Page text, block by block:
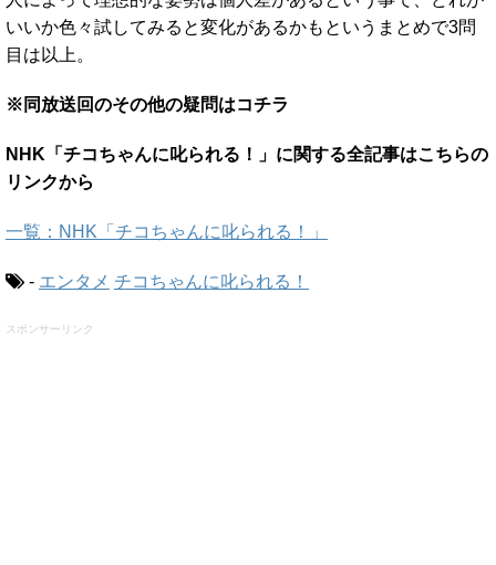
いいか色々試してみると変化があるかもというまとめで3問
目は以上。
※同放送回のその他の疑問はコチラ
NHK「チコちゃんに叱られる！」に関する全記事はこちらの
リンクから
一覧：NHK「チコちゃんに叱られる！」
- エンタメ チコちゃんに叱られる！
スポンサーリンク